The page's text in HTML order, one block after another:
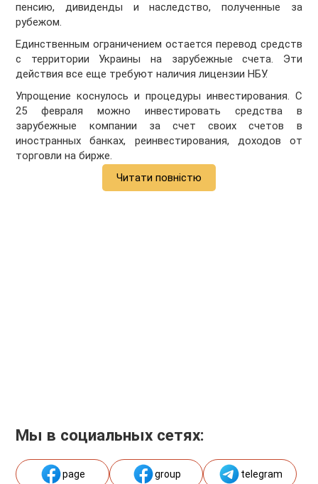
пенсию, дивиденды и наследство, полученные за
рубежом.
Единственным ограничением остается перевод средств
с территории Украины на зарубежные счета. Эти
действия все еще требуют наличия лицензии НБУ.
Упрощение коснулось и процедуры инвестирования. С
25 февраля можно инвестировать средства в
зарубежные компании за счет своих счетов в
иностранных банках, реинвестирования, доходов от
торговли на бирже.
Читати повністю
Мы в социальных сетях:
page group telegram